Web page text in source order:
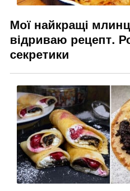
Мої найкращі
відриваю рецепт.
секретики